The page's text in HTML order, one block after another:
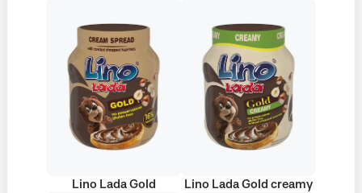
Lino Lada Gold Lino Lada Gold creamy